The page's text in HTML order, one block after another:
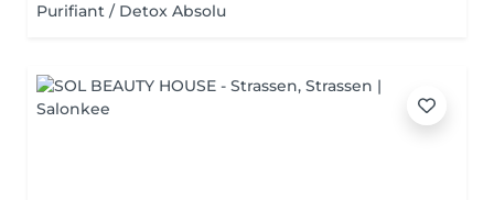
Purifiant / Detox Absolu